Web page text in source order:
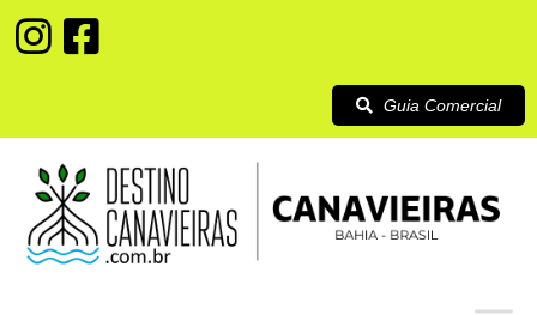
Guia Comercial